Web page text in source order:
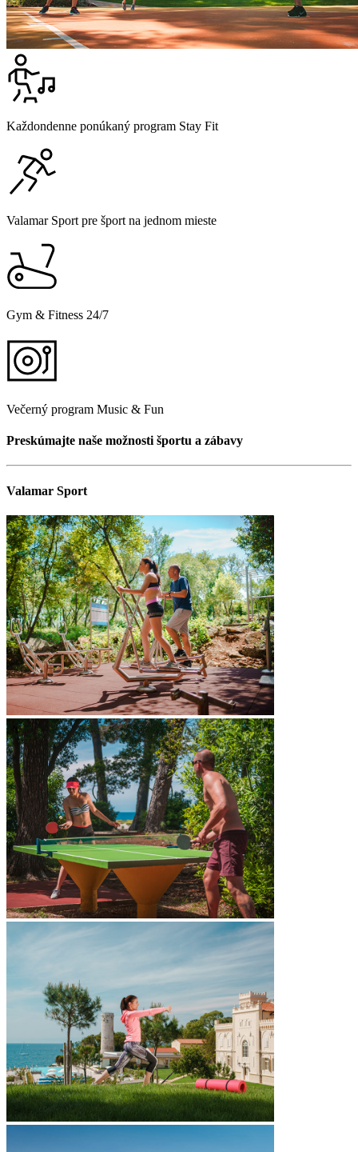
Každondenne ponúkaný program Stay Fit
Valamar Sport pre šport na jednom mieste
Gym & Fitness 24/7
Večerný program Music & Fun
Preskúmajte naše možnosti športu a zábavy
Valamar Sport